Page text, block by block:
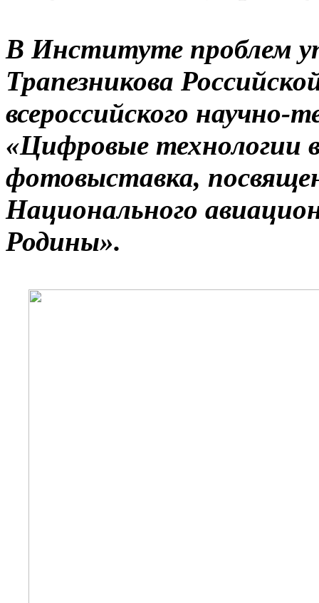
В Институте проблем
Трапезникова
всероссийского научно-
«Цифровые технологии
фотовыставка,
Национального
Родины».